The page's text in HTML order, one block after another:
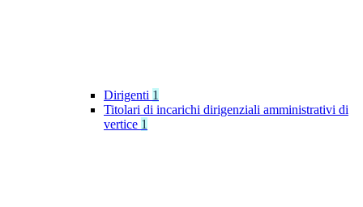
Dirigenti 1
Titolari di incarichi dirigenziali amministrativi di
vertice 1